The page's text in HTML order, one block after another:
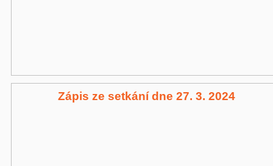
Zápis ze setkání dne 27. 3. 2024